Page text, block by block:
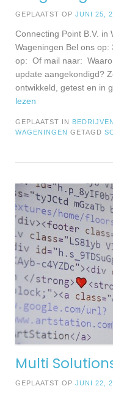
GEPLAATST OP JUNI 25,
Connecting Point B.V. in
Wageningen Bel ons
op: Of mail naar:
update aangekondigd?
ontwikkeld, getest en in
lezen
GEPLAATST IN BEDRIJVEN
WAGENINGEN GETAGD
Multi
GEPLAATST OP JUNI 22,